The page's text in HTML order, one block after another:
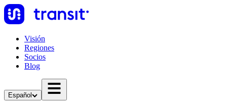
Visión
Regiones
Socios
Blog
Español